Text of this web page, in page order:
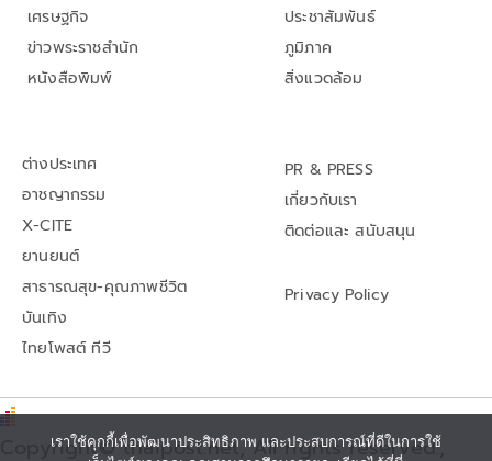
เศรษฐกิจ
ข่าวพระราชสำนัก
หนังสือพิมพ์
ประชาสัมพันธ์
ภูมิภาค
สิ่งแวดล้อม
ต่างประเทศ
อาชญากรรม
X-CITE
ยานยนต์
สาธารณสุข-คุณภาพชีวิต
บันเทิง
ไทยโพสต์ ทีวี
PR & PRESS
เกี่ยวกับเรา
ติดต่อและ สนับสนุน
Privacy Policy
Copyright© thaipost.net, All rights reserved.,
เราใช้คุกกี้เพื่อพัฒนาประสิทธิภาพ และประสบการณ์ที่ดีในการใช้